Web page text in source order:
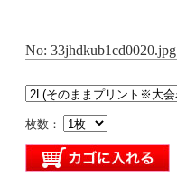
No: 33jhdkub1cd0020.jpg
枚数：